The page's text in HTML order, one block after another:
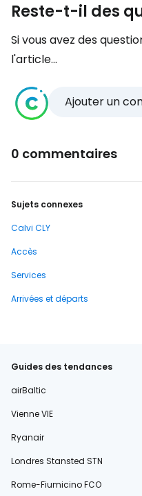
Reste-t-il des
Si vous avez des
l'article...
Ajouter un
0 commentaires
Sujets connexes
Calvi CLY
Accès
Services
Arrivées et départs
Guides des tendances
airBaltic
Vienne VIE
Ryanair
Londres Stansted STN
Rome-Fiumicino FCO